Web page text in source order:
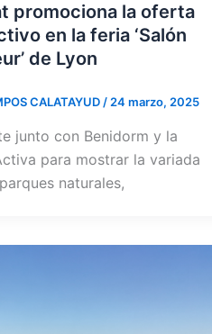
promociona la oferta
en la feria ‘Salón
de Lyon
CALATAYUD / 24 marzo, 2025
junto con Benidorm y la
para mostrar la variada
naturales,